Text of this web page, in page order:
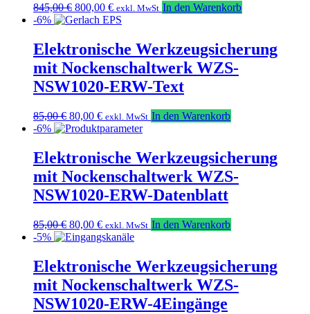
845,00€ Ursprünglicher
Preis
845,00 €
800,00 €Aktueller
Preis
800,00 €.
exkl. MwSt In den Warenkorb
-6%
Elektronische Werkzeugsicherung
mit Nockenschaltwerk WZS-
NSW1020-ERW-Text
85,00€ Ursprünglicher
Preis
85,00 €
80,00 €Aktueller
Preis
80,00 €.
exkl. MwSt In den Warenkorb
-6%
Elektronische Werkzeugsicherung
mit Nockenschaltwerk WZS-
NSW1020-ERW-Datenblatt
85,00€ Ursprünglicher
Preis
85,00 €
80,00 €Aktueller
Preis
80,00 €.
exkl. MwSt In den Warenkorb
-5%
Elektronische Werkzeugsicherung
mit Nockenschaltwerk WZS-
NSW1020-ERW-4Eingänge